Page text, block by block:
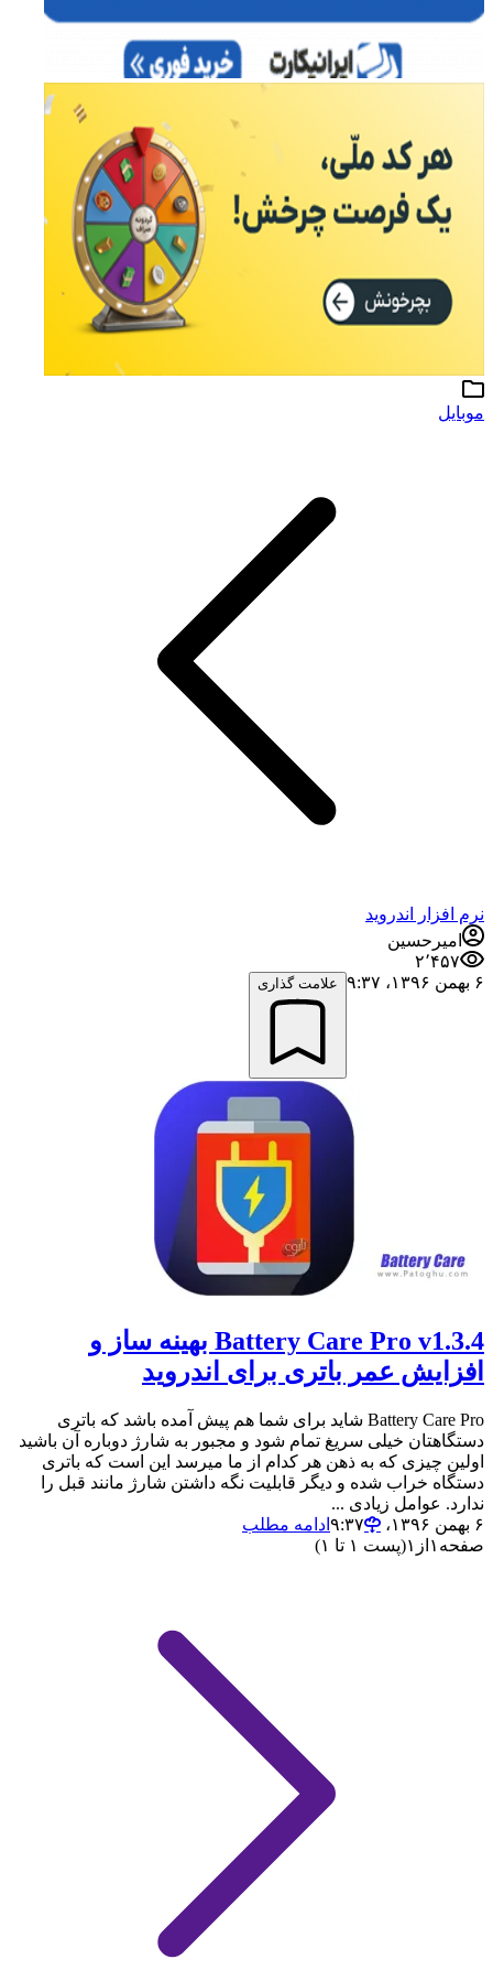
موبایل
نرم افزار اندروید
امیرحسین
۲٬۴۵۷
۶ بهمن ۱۳۹۶،‏ ۹:۳۷
علامت گذاری
Battery Care Pro v1.3.4 بهینه ساز و
افزایش عمر باتری برای اندروید
Battery Care Pro شاید برای شما هم پیش آمده باشد که باتری
دستگاهتان خیلی سریغ تمام شود و مجبور به شارژ دوباره آن باشید
اولین چیزی که به ذهن هر کدام از ما میرسد این است که باتری
دستگاه خراب شده و دیگر قابلیت نگه داشتن شارژ مانند قبل را
ندارد. عوامل زیادی ...
۶ بهمن ۱۳۹۶،‏ ۹:۳۷
ادامه مطلب
صفحه ۱ از ۱(پست ۱ تا ۱)